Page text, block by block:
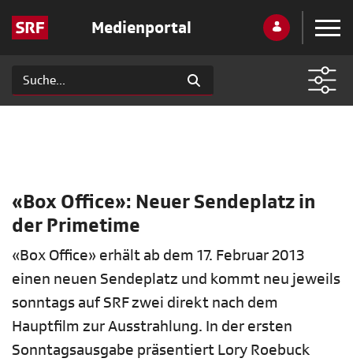
Medienportal
«Box Office»: Neuer Sendeplatz in
der Primetime
«Box Office» erhält ab dem 17. Februar 2013
einen neuen Sendeplatz und kommt neu jeweils
sonntags auf SRF zwei direkt nach dem
Hauptfilm zur Ausstrahlung. In der ersten
Sonntagsausgabe präsentiert Lory Roebuck